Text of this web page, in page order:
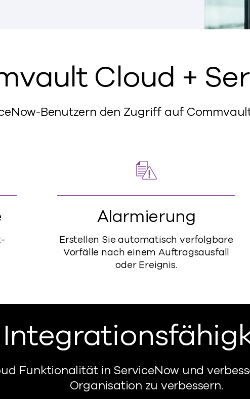
Cloud +
Benutzern den Zugriff auf
Alarmierung
Erstellen Sie automatisch verfolgbare
Vorfälle nach einem Auftragsausfall
oder Ereignis.
Funktionalität in ServiceNow und
Organisation zu verbessern.